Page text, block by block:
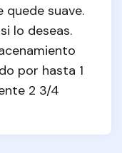
suave.
lo deseas.
por hasta 1
2 3/4